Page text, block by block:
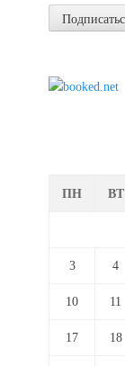
ПН ВТ
3 4
10 11
17 18